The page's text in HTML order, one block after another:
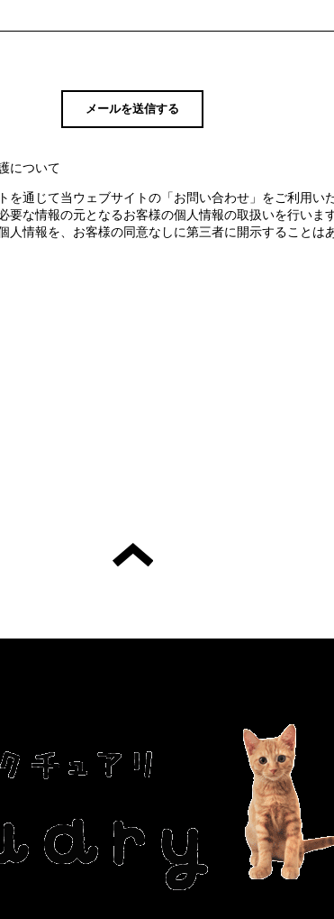
について
を通じて当ウェブサイトの「お問い合わせ」をご利用い
要な情報の元となるお客様の個人情報の取扱いを行いま
人情報を、お客様の同意なしに第三者に開示することは